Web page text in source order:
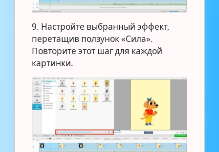
9. Настройте выбранный эффект,
перетащив ползунок «Сила».
Повторите этот шаг для каждой
картинки.